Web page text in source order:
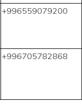
+996559079200
+996705782868